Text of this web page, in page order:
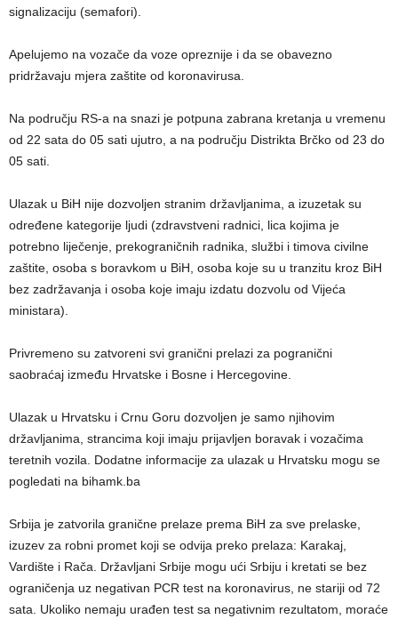
signalizaciju (semafori).
Apelujemo na vozače da voze opreznije i da se obavezno
pridržavaju mjera zaštite od koronavirusa.
Na području RS-a na snazi je potpuna zabrana kretanja u vremenu
od 22 sata do 05 sati ujutro, a na području Distrikta Brčko od 23 do
05 sati.
Ulazak u BiH nije dozvoljen stranim državljanima, a izuzetak su
određene kategorije ljudi (zdravstveni radnici, lica kojima je
potrebno liječenje, prekograničnih radnika, službi i timova civilne
zaštite, osoba s boravkom u BiH, osoba koje su u tranzitu kroz BiH
bez zadržavanja i osoba koje imaju izdatu dozvolu od Vijeća
ministara).
Privremeno su zatvoreni svi granični prelazi za pogranični
saobraćaj između Hrvatske i Bosne i Hercegovine.
Ulazak u Hrvatsku i Crnu Goru dozvoljen je samo njihovim
državljanima, strancima koji imaju prijavljen boravak i vozačima
teretnih vozila. Dodatne informacije za ulazak u Hrvatsku mogu se
pogledati na bihamk.ba
Srbija je zatvorila granične prelaze prema BiH za sve prelaske,
izuzev za robni promet koji se odvija preko prelaza: Karakaj,
Vardište i Rača. Državljani Srbije mogu ući Srbiju i kretati se bez
ograničenja uz negativan PCR test na koronavirus, ne stariji od 72
sata. Ukoliko nemaju urađen test sa negativnim rezultatom, moraće